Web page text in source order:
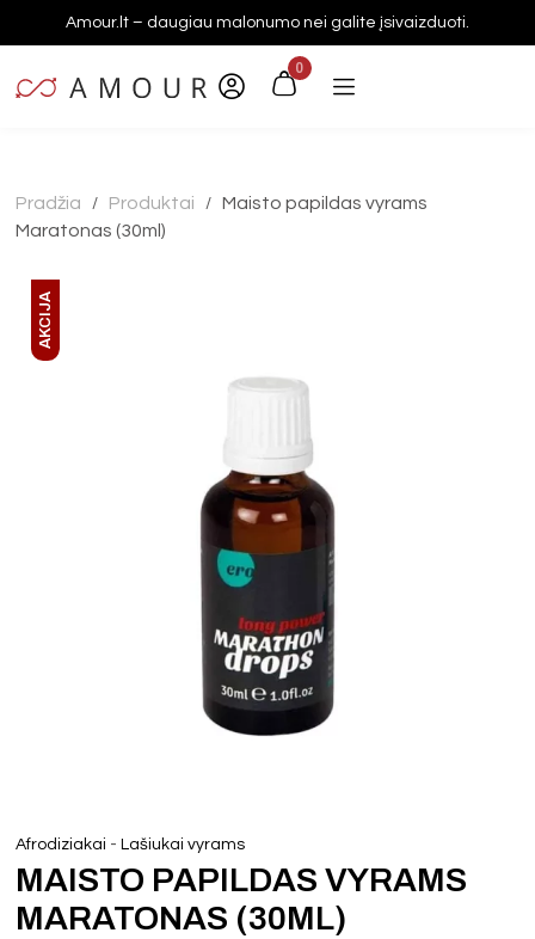
Amour.lt – daugiau malonumo nei galite įsivaizduoti.
0
Pradžia / Produktai /
Maisto papildas vyrams
Maratonas (30ml)
AKCIJA
Afrodiziakai -Lašiukai vyrams
MAISTO PAPILDAS VYRAMS
MARATONAS (30ML)